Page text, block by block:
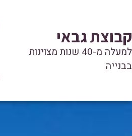
קבוצת גבאי
למעלה מ-40 שנות מצוינות
בבנייה